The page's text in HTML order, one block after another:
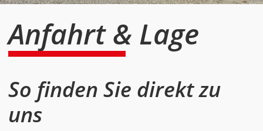
Anfahrt & Lage
So finden Sie direkt zu
uns